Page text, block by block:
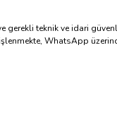
gerekli teknik ve idari
WhatsApp